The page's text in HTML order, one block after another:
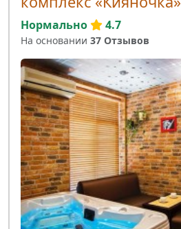
Нормально 4.7
На основании 37 Отзывов